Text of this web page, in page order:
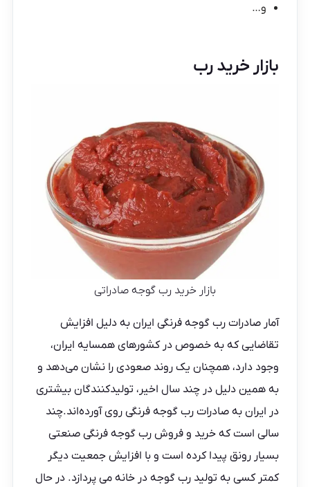
و…
بازار خرید رب
بازار خرید رب گوجه صادراتی
آمار صادرات رب گوجه فرنگی ایران به دلیل افزایش
تقاضایی که به خصوص در کشورهای همسایه ایران،
وجود دارد، همچنان یک روند صعودی را نشان می‌دهد و
به همین دلیل در چند سال اخیر، تولیدکنندگان بیشتری
در ایران به صادرات رب گوجه فرنگی روی آورده‌اند.چند
سالی است که خرید و فروش رب گوجه فرنگی صنعتی
بسیار رونق پیدا کرده است و با افزایش جمعیت دیگر
کمتر کسی به تولید رب گوجه در خانه می پردازد. در حال